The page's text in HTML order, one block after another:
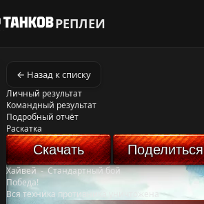
РЕПЛЕИ
← Назад к списку
Личный результат
Командный результат
Подробный отчёт
Раскатка
Скачать Поделиться
Хайвей-Стандартный бой
Победа!
Вся техника противника уничтожена